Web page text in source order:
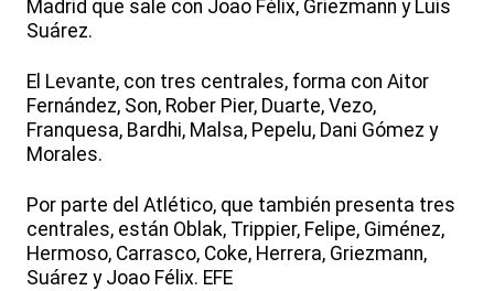
Madrid que sale con Joao Félix, Griezmann y Luis
Suárez.
El Levante, con tres centrales, forma con Aitor
Fernández, Son, Rober Pier, Duarte, Vezo,
Franquesa, Bardhi, Malsa, Pepelu, Dani Gómez y
Morales.
Por parte del Atlético, que también presenta tres
centrales, están Oblak, Trippier, Felipe, Giménez,
Hermoso, Carrasco, Coke, Herrera, Griezmann,
Suárez y Joao Félix. EFE